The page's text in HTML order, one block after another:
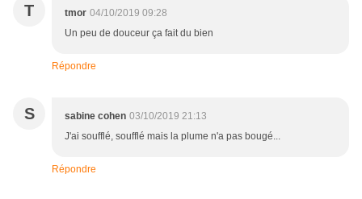
T tmor 04/10/2019 09:28
Un peu de douceur ça fait du bien
Répondre
S sabine cohen 03/10/2019 21:13
J'ai soufflé, soufflé mais la plume n'a pas bougé...
Répondre